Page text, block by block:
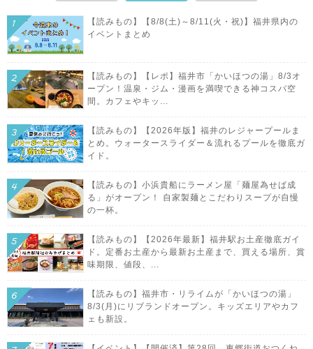
【読みもの】【8/8(土)～8/11(火・祝)】福井県内の
イベントまとめ
【読みもの】【レポ】福井市「かいほつの湯」8/3オ
ープン！温泉・ジム・漫画を満喫できる神コスパ空
間。カフェやキッ...
【読みもの】【2026年版】福井のレジャープールま
とめ。ウォータースライダー＆流れるプールを徹底ガ
イド。
【読みもの】小浜貴船にラーメン屋「麺屋為せば成
る」がオープン！ 自家製麺とこだわりスープが自慢
の一杯。
【読みもの】【2026年最新】福井駅お土産徹底ガイ
ド。定番お土産から最新お土産まで、買える場所、賞
味期限、値段、...
【読みもの】福井市・リライムが「かいほつの湯」
8/3(月)にリブランドオープン。キッズエリアやカフ
ェも新設。